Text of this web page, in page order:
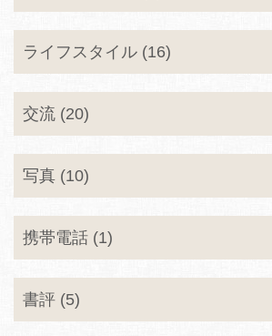
ライフスタイル (16)
交流 (20)
写真 (10)
携帯電話 (1)
書評 (5)